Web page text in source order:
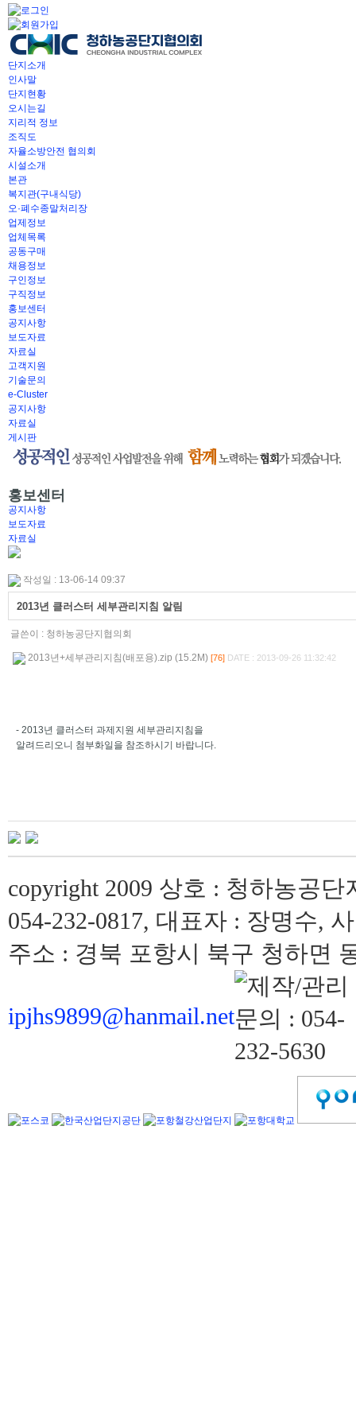
단지소개
인사말
단지현황
오시는길
지리적 정보
조직도
자율소방안전 협의회
시설소개
본관
복지관(구내식당)
오·폐수종말처리장
업제정보
업체목록
공동구매
채용정보
구인정보
구직정보
홍보센터
공지사항
보도자료
자료실
고객지원
기술문의
e-Cluster
공지사항
자료실
게시판
홍보센터
공지사항
보도자료
자료실
작성일 : 13-06-14 09:37
2013년 클러스터 세부관리지침 알림
글쓴이 : 청하농공단지협의회
2013년+세부관리지침(배포용).zip (15.2M) [76] DATE : 2013-09-26 11:32:42
- 2013년 클러스터 과제지원 세부관리지침을
알려드리오니 첨부화일을 참조하시기 바랍니다.
copyright 2009 상호 : 청하농공
054-232-0817, 대표자 : 장명수,
주소 : 경북 포항시 북구 청하면
ipjhs9899@hanmail.net